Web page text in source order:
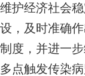
维护经济社会
设，及时准确
制度，并进一
多点触发传染